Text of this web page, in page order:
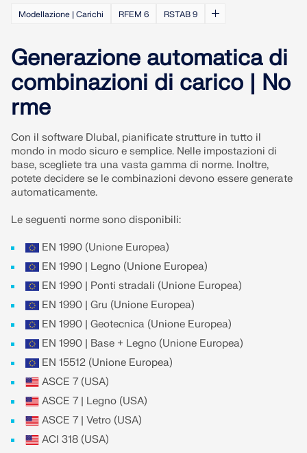
Prodotti obsoleti
Modellazione | Carichi RFEM 6 RSTAB 9
Generazione automatica di
combinazioni di carico | No
rme
Con il software Dlubal, pianificate strutture in tutto il
mondo in modo sicuro e semplice. Nelle impostazioni di
base, scegliete tra una vasta gamma di norme. Inoltre,
potete decidere se le combinazioni devono essere generate
automaticamente.
Le seguenti norme sono disponibili:
EN 1990 (Unione Europea)
EN 1990 | Legno (Unione Europea)
EN 1990 | Ponti stradali (Unione Europea)
EN 1990 | Gru (Unione Europea)
EN 1990 | Geotecnica (Unione Europea)
EN 1990 | Base + Legno (Unione Europea)
EN 15512 (Unione Europea)
ASCE 7 (USA)
ASCE 7 | Legno (USA)
ASCE 7 | Vetro (USA)
ACI 318 (USA)